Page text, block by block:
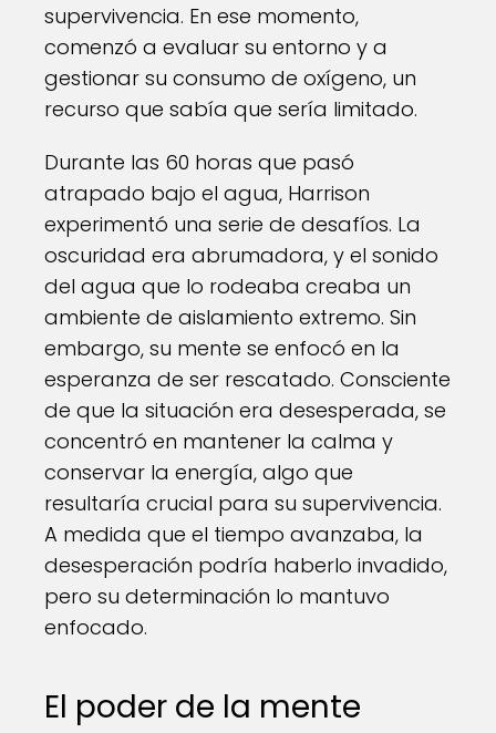
supervivencia. En ese momento,
comenzó a evaluar su entorno y a
gestionar su consumo de oxígeno, un
recurso que sabía que sería limitado.
Durante las 60 horas que pasó
atrapado bajo el agua, Harrison
experimentó una serie de desafíos. La
oscuridad era abrumadora, y el sonido
del agua que lo rodeaba creaba un
ambiente de aislamiento extremo. Sin
embargo, su mente se enfocó en la
esperanza de ser rescatado. Consciente
de que la situación era desesperada, se
concentró en mantener la calma y
conservar la energía, algo que
resultaría crucial para su supervivencia.
A medida que el tiempo avanzaba, la
desesperación podría haberlo invadido,
pero su determinación lo mantuvo
enfocado.
El poder de la mente